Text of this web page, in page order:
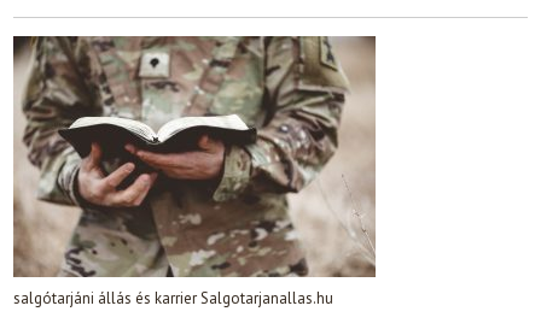
salgótarjáni állás és karrier Salgotarjanallas.hu